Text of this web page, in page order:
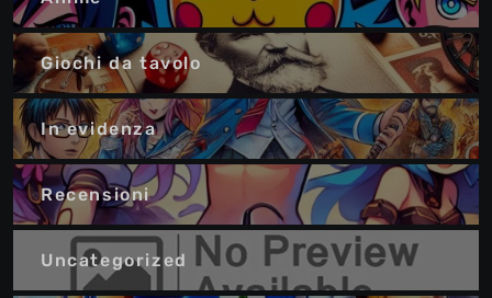
Giochi da tavolo
In evidenza
Recensioni
Uncategorized